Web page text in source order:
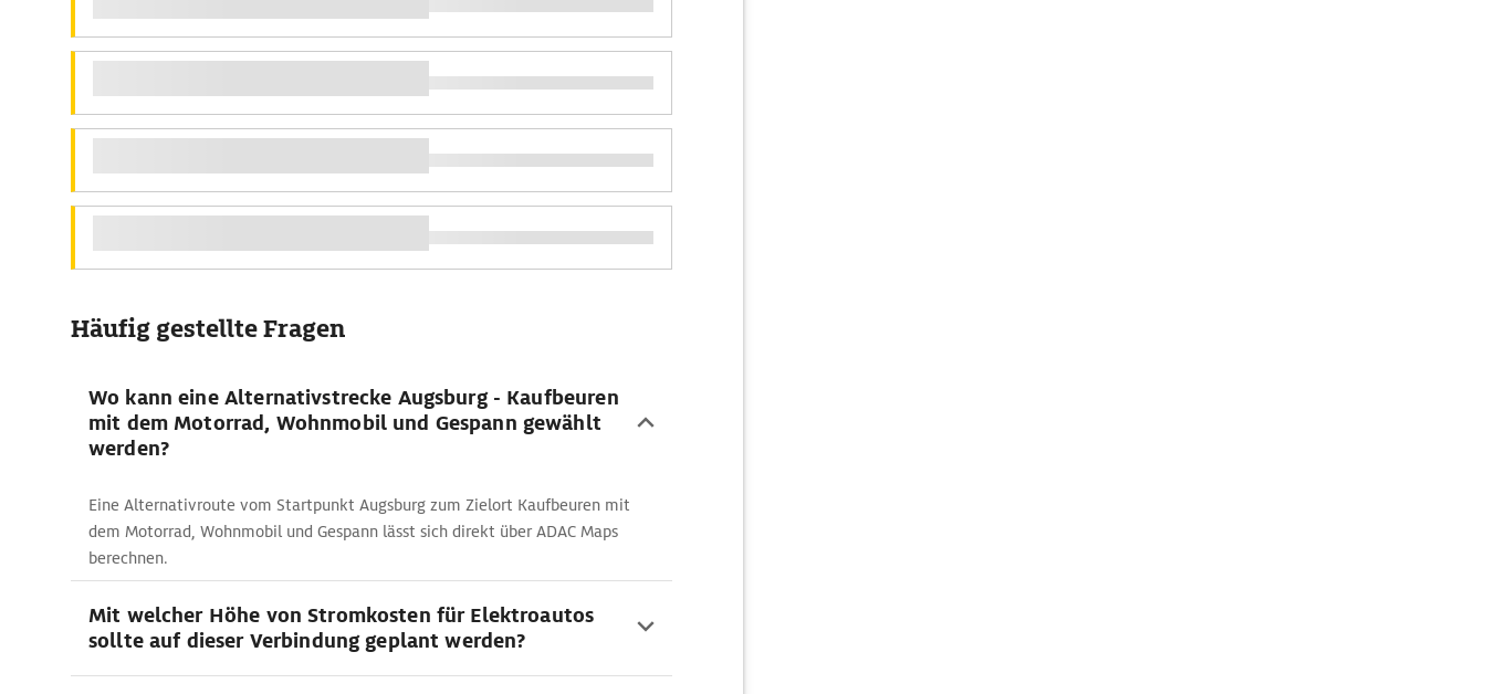
Häufig gestellte Fragen
Wo kann eine Alternativstrecke Augsburg - Kaufbeuren
mit dem Motorrad, Wohnmobil und Gespann gewählt
werden?
Eine Alternativroute vom Startpunkt Augsburg zum Zielort Kaufbeuren mit
dem Motorrad, Wohnmobil und Gespann lässt sich direkt über ADAC Maps
berechnen.
Mit welcher Höhe von Stromkosten für Elektroautos
sollte auf dieser Verbindung geplant werden?